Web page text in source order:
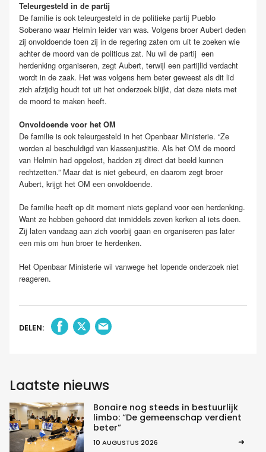
Teleurgesteld in de partij
De familie is ook teleurgesteld in de politieke partij Pueblo
Soberano waar Helmin leider van was. Volgens broer Aubert deden
zij onvoldoende toen zij in de regering zaten om uit te zoeken wie
achter de moord van de politicus zat. Nu wil de partij een
herdenking organiseren, zegt Aubert, terwijl een partijlid verdacht
wordt in de zaak. Het was volgens hem beter geweest als dit lid
zich afzijdig houdt tot uit het onderzoek blijkt, dat deze niets met
de moord te maken heeft.
Onvoldoende voor het OM
De familie is ook teleurgesteld in het Openbaar Ministerie. “Ze
worden al beschuldigd van klassenjustitie. Als het OM de moord
van Helmin had opgelost, hadden zij direct dat beeld kunnen
rechtzetten.” Maar dat is niet gebeurd, en daarom zegt broer
Aubert, krijgt het OM een onvoldoende.
De familie heeft op dit moment niets gepland voor een herdenking.
Want ze hebben gehoord dat inmiddels zeven kerken al iets doen.
Zij laten vandaag aan zich voorbij gaan en organiseren pas later
een mis om hun broer te herdenken.
Het Openbaar Ministerie wil vanwege het lopende onderzoek niet
reageren.
DELEN:
Laatste nieuws
Bonaire nog steeds in bestuurlijk
limbo: “De gemeenschap verdient
beter”
10 AUGUSTUS 2026